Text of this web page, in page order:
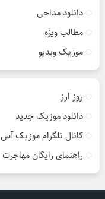
دانلود مداحی
مطالب ویژه
موزیک ویدیو
روز ارز
دانلود موزیک جدید
کانال تلگرام موزیک آس
راهنمای رایگان مهاجرت